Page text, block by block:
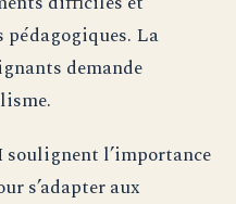
La
demande
soulignent l’importance
s’adapter aux